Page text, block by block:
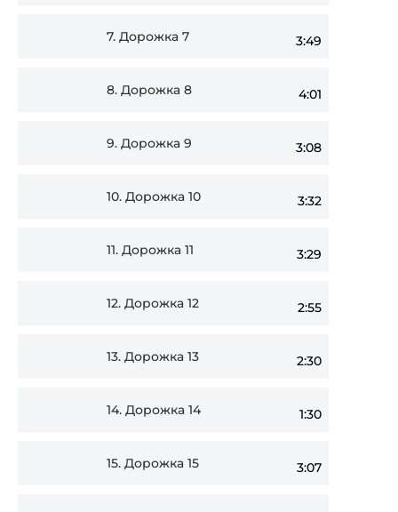
7. Дорожка 7 3:49
8. Дорожка 8 4:01
9. Дорожка 9 3:08
10. Дорожка 10 3:32
11. Дорожка 11 3:29
12. Дорожка 12 2:55
13. Дорожка 13 2:30
14. Дорожка 14 1:30
15. Дорожка 15 3:07